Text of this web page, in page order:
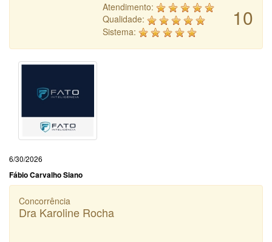
10
Atendimento:
Qualidade:
Sistema:
6/30/2026
Fábio Carvalho Siano
Concorrência
Dra Karoline Rocha